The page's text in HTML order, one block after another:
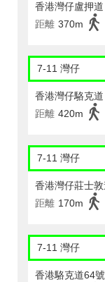
香港灣仔盧押
距離 370m
7-11 灣仔
香港灣仔駱克
距離 420m
7-11 灣仔
香港灣仔莊士
距離 170m
7-11 灣仔
香港駱克道64號